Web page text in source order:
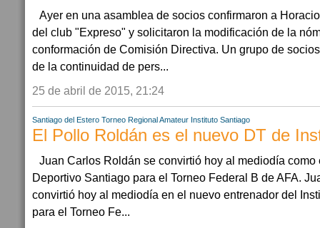
Ayer en una asamblea de socios confirmaron a
del club "Expreso" y solicitaron la modificación de la
conformación de Comisión Directiva. Un grupo de
de la continuidad de pers...
25 de abril de 2015, 21:24
Santiago del Estero Torneo Regional Amateur Instituto Santiago
El Pollo Roldán es el nuevo DT de
Juan Carlos Roldán se convirtió hoy al mediodía como
Deportivo Santiago para el Torneo Federal B de AFA.
convirtió hoy al mediodía en el nuevo entrenador del
para el Torneo Fe...